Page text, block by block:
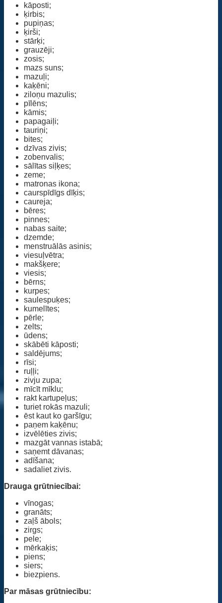
kāposti;
ķirbis;
pupiņas;
ķirši;
stārķi;
grauzēji;
zosis;
mazs suns;
mazuļi;
kaķēni;
ziloņu mazulis;
pīlēns;
kāmis;
papagaiļi;
tauriņi;
bites;
dzīvas zivis;
zobenvalis;
sālītas siļķes;
zeme;
matronas ikona;
caurspīdīgs dīķis;
caureja;
bēres;
pinnes;
nabas saite;
dzemde;
menstruālās asinis;
viesuļvētra;
makšķere;
viesis;
bērns;
kurpes;
saulespuķes;
kumelītes;
pērle;
zelts;
ūdens;
skābēti kāposti;
saldējums;
rīsi;
ruļļi;
zivju zupa;
mīcīt mīklu;
rakt kartupeļus;
turiet rokās mazuli;
ēst kaut ko garšīgu;
paņem kaķēnu;
izvēlēties zivis;
mazgāt vannas istabā;
saņemt dāvanas;
adīšana;
sadaliet zivis.
Drauga grūtniecībai:
vīnogas;
granāts;
zaļš ābols;
zirgs;
pele;
mērkaķis;
piens;
siers;
biezpiens.
Par māsas grūtniecību: